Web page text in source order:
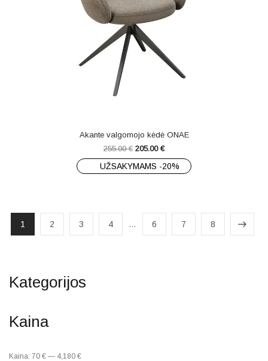
Akante valgomojo kėdė ONAE
255.00€ 205.00 €
UŽSAKYMAMS -20%
1 2 3 4 … 6 7 8
Kategorijos
Kaina
Kaina: 70 € — 4,180 €